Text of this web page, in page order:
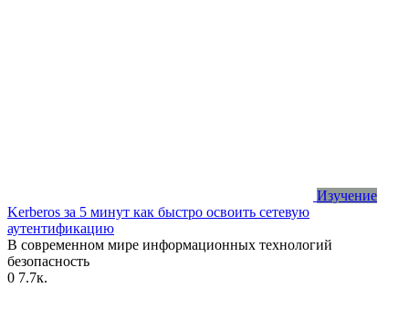
Изучение
Kerberos за 5 минут как быстро освоить сетевую
аутентификацию
В современном мире информационных технологий
безопасность
0 7.7к.